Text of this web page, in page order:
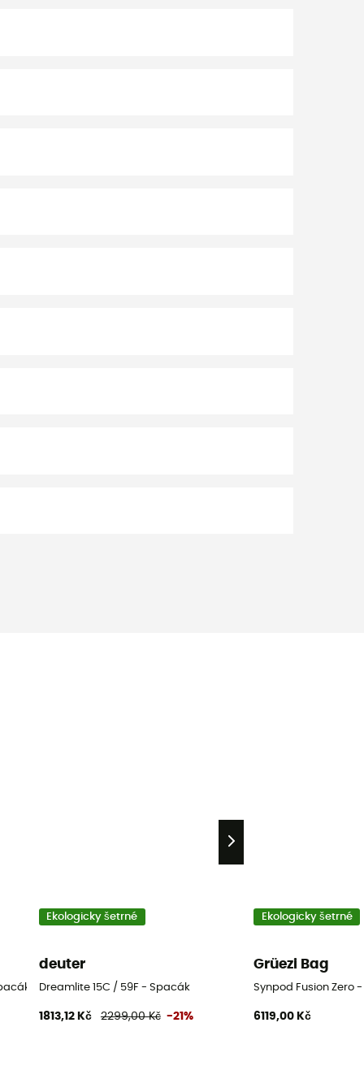
Ekologicky šetrné
deuter
Dreamlite 15C / 59F - Spacák
1813,12 Kč 2299,00 Kč -21%
Ekologicky šetrné
Grüezi Bag
Synpod Fusion Zero
6119,00 Kč